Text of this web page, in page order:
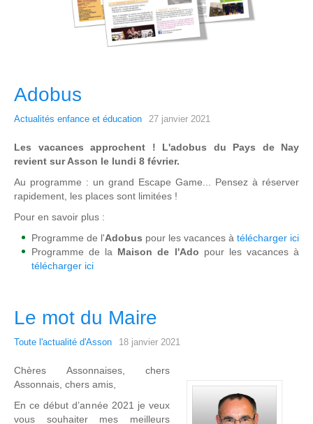
Adobus
Actualités enfance et éducation 27 janvier 2021
Les vacances approchent ! L'adobus du Pays de Nay
revient sur Asson le lundi 8 février.
Au programme : un grand Escape Game... Pensez à réserver
rapidement, les places sont limitées !
Pour en savoir plus :
Programme de l'Adobus pour les vacances à télécharger ici
Programme de la Maison de l'Ado pour les vacances à
télécharger ici
Le mot du Maire
Toute l'actualité d'Asson 18 janvier 2021
Chères Assonnaises, chers
Assonnais, chers amis,
En ce début d’année 2021 je veux
vous souhaiter mes meilleurs